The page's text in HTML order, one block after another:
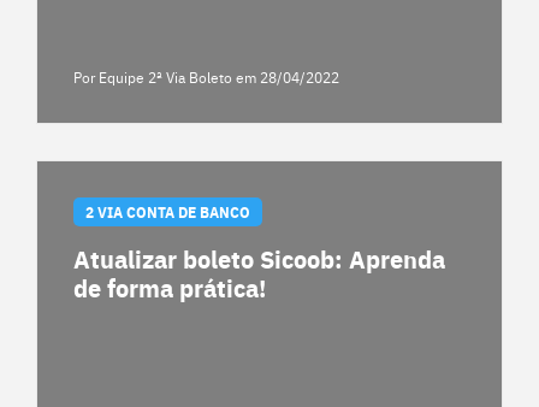
Por Equipe 2ª Via Boleto em 28/04/2022
2 VIA CONTA DE BANCO
Atualizar boleto Sicoob: Aprenda
de forma prática!